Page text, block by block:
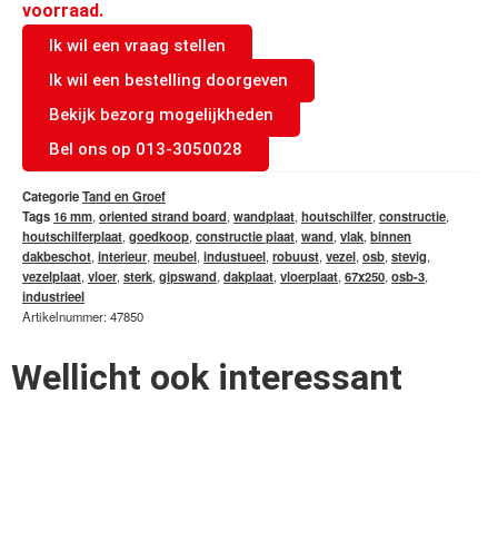
voorraad.
Ik wil een vraag stellen
Ik wil een bestelling doorgeven
Bekijk bezorg mogelijkheden
Bel ons op 013-3050028
CategorieTand en Groef
Tags16 mm, oriented strand board, wandplaat, houtschilfer, constructie,
houtschilferplaat, goedkoop, constructie plaat, wand, vlak, binnen
dakbeschot, interieur, meubel, industueel, robuust, vezel, osb, stevig,
vezelplaat, vloer, sterk, gipswand, dakplaat, vloerplaat, 67x250, osb-3,
industrieel
Artikelnummer: 47850
Wellicht ook interessant